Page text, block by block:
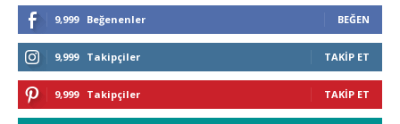
9,999 Beğenenler BEĞEN
9,999 Takipçiler TAKIP ET
9,999 Takipçiler TAKIP ET